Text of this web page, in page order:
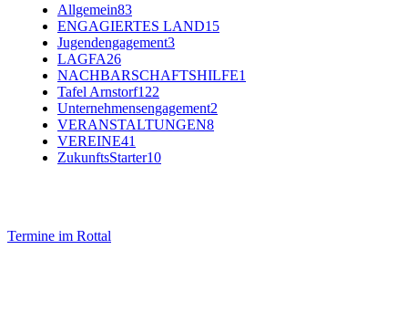
Allgemein83
ENGAGIERTES LAND15
Jugendengagement3
LAGFA26
NACHBARSCHAFTSHILFE1
Tafel Arnstorf122
Unternehmensengagement2
VERANSTALTUNGEN8
VEREINE41
ZukunftsStarter10
Termine im Rottal